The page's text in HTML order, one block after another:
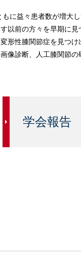
に益々患者数が増大
以前の方々を早期に
形性膝関節症を見つ
像診断、人工膝関節
学会報告